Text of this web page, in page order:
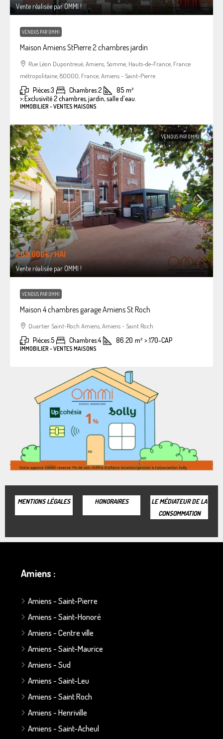
Vente réalisée par OMMI !
VENDUS PAR OMMI
Maison Amiens StPierre 2 chambres jardin
Rue Léon Dupontreué, Amiens, Somme, Hauts-de-France, France
métropolitaine, 80000, France, Amiens - Saint-Pierre
Pièces:3 Chambres:2 85 m²
>:Exclusivité 2 chambres, jardin, salle d'eau.
IMMOBILIER - VENTES MAISONS
VENDUS PAR OMMI
269.000€/HAI
Vente réalisée par OMMI !
VENDUS PAR OMMI
Maison 4 chambres garage Amiens St Roch
Quartier Saint-Roch Amiens, Amiens - Saint Roch
Pièces:5 Chambres:4 86.20 m² >:170-CAP
IMMOBILIER - VENTES MAISONS
MENTIONS LÉGALES HONORAIRES
LE MÉDIATEUR DE LA
CONSOMMATION
Amiens :
Amiens - Saint-Pierre
Amiens - Saint-Honoré
Amiens - Centre ville
Amiens - Saint-Maurice
Amiens - Sud
Amiens - Saint-Leu
Amiens - Saint Roch
Amiens - Henriville
Amiens - Saint-Acheul